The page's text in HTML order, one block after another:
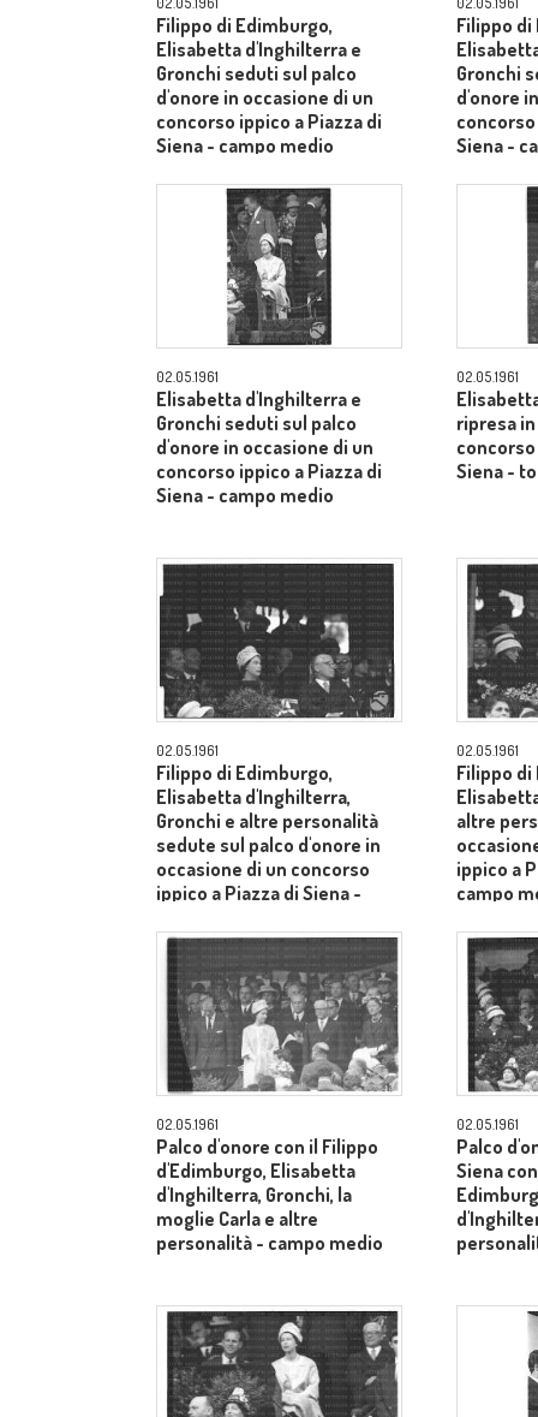
Filippo di Edimburgo,
Elisabetta d'Inghilterra e
Gronchi seduti sul palco
d'onore in occasione di un
concorso ippico a Piazza di
Siena - campo medio
Filippo di
Gronchi
d'onore
Siena -
02.05.1961
Elisabetta d'Inghilterra e
Gronchi seduti sul palco
d'onore in occasione di un
concorso ippico a Piazza di
Siena - campo medio
02.05.1961
ripresa
Siena -
02.05.1961
Filippo di Edimburgo,
Elisabetta d'Inghilterra,
Gronchi e altre personalità
sedute sul palco d'onore in
occasione di un concorso
ippico a Piazza di Siena -
02.05.1961
Filippo di
altre
ippico a
campo
02.05.1961
Palco d'onore con il Filippo
d'Edimburgo, Elisabetta
d'Inghilterra, Gronchi, la
moglie Carla e altre
personalità - campo medio
02.05.1961
Palco
Siena